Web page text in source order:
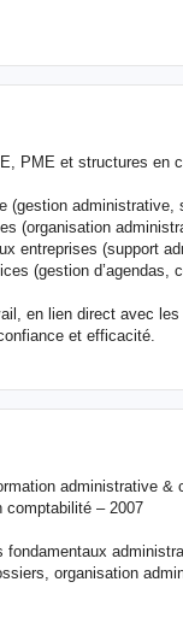
PME et structures en
(gestion
(organisation
entreprises (support
(gestion d’agendas,
en lien direct avec
et efficacité.
administrative &
comptabilité – 2007
fondamentaux
organisation